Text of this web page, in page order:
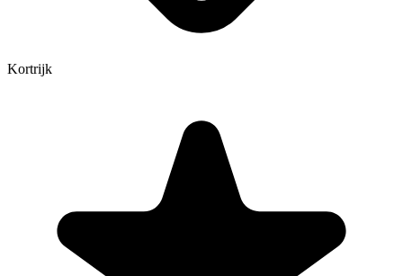
Kortrijk